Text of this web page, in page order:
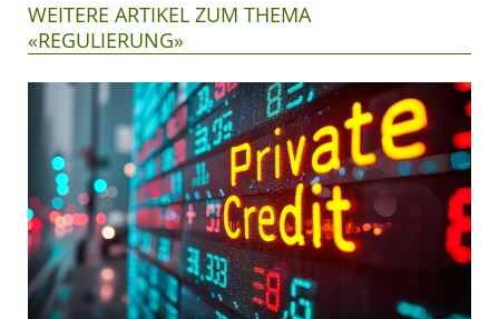
WEITERE ARTIKEL ZUM THEMA
«REGULIERUNG»